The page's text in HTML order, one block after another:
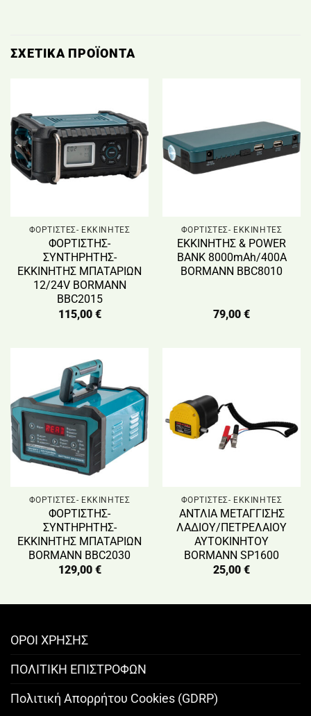
ΣΧΕΤΙΚΆ ΠΡΟΪΌΝΤΑ
ΦΟΡΤΙΣΤΕΣ- ΕΚΚΙΝΗΤΕΣ
ΦΟΡΤΙΣΤΗΣ-
ΣΥΝΤΗΡΗΤΗΣ-
ΕΚΚΙΝΗΤΗΣ ΜΠΑΤΑΡΙΩΝ
12/24V BORMANN
BBC2015
115,00 €
ΦΟΡΤΙΣΤΕΣ- ΕΚΚΙΝΗΤΕΣ
ΕΚΚΙΝΗΤΗΣ & POWER
BANK 8000mAh/400Α
BORMANN BBC8010
79,00 €
ΦΟΡΤΙΣΤΕΣ- ΕΚΚΙΝΗΤΕΣ
ΦΟΡΤΙΣΤΗΣ-
ΣΥΝΤΗΡΗΤΗΣ-
ΕΚΚΙΝΗΤΗΣ ΜΠΑΤΑΡΙΩΝ
BORMANN BBC2030
129,00 €
ΦΟΡΤΙΣΤΕΣ- ΕΚΚΙΝΗΤΕΣ
ΑΝΤΛΙΑ ΜΕΤΑΓΓΙΣΗΣ
ΛΑΔΙΟΥ/ΠΕΤΡΕΛΑΙΟΥ
ΑΥΤΟΚΙΝΗΤΟΥ
BORMANN SP1600
25,00 €
ΟΡΟΙ ΧΡΗΣΗΣ
ΠΟΛΙΤΙΚΗ ΕΠΙΣΤΡΟΦΩΝ
Πολιτική Απορρήτου Cookies (GDRP)